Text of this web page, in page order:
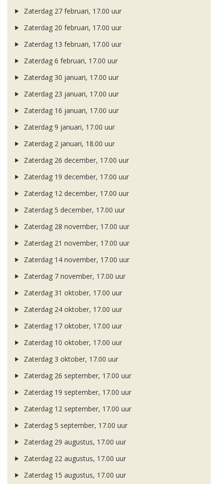
Zaterdag 27 februari, 17.00 uur
Zaterdag 20 februari, 17.00 uur
Zaterdag 13 februari, 17.00 uur
Zaterdag 6 februari, 17.00 uur
Zaterdag 30 januari, 17.00 uur
Zaterdag 23 januari, 17.00 uur
Zaterdag 16 januari, 17.00 uur
Zaterdag 9 januari, 17.00 uur
Zaterdag 2 januari, 18.00 uur
Zaterdag 26 december, 17.00 uur
Zaterdag 19 december, 17.00 uur
Zaterdag 12 december, 17.00 uur
Zaterdag 5 december, 17.00 uur
Zaterdag 28 november, 17.00 uur
Zaterdag 21 november, 17.00 uur
Zaterdag 14 november, 17.00 uur
Zaterdag 7 november, 17.00 uur
Zaterdag 31 oktober, 17.00 uur
Zaterdag 24 oktober, 17.00 uur
Zaterdag 17 oktober, 17.00 uur
Zaterdag 10 oktober, 17.00 uur
Zaterdag 3 oktober, 17.00 uur
Zaterdag 26 september, 17.00 uur
Zaterdag 19 september, 17.00 uur
Zaterdag 12 september, 17.00 uur
Zaterdag 5 september, 17.00 uur
Zaterdag 29 augustus, 17.00 uur
Zaterdag 22 augustus, 17.00 uur
Zaterdag 15 augustus, 17.00 uur